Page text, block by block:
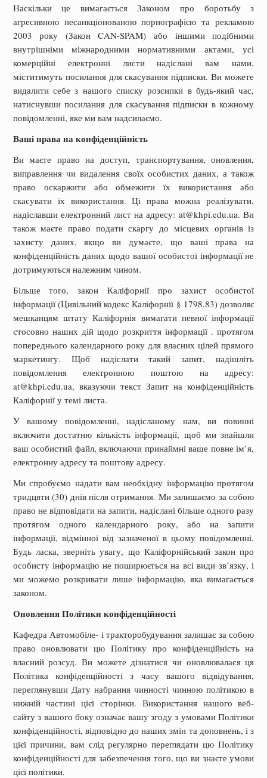
Наскільки це вимагається Законом про боротьбу з
агресивною несанкціонованою порнографією та рекламою
2003 року (Закон CAN-SPAM) або іншими подібними
внутрішніми міжнародними нормативними актами, усі
комерційні електронні листи надіслані вам нами,
міститимуть посилання для скасування підписки. Ви можете
видалити себе з нашого списку розсипки в будь-який час,
натиснувши посилання для скасування підписки в кожному
повідомленні, яке ми вам надсилаємо.
Ваші права на конфіденційність
Ви маєте право на доступ, транспортування, оновлення,
виправлення чи видалення своїх особистих даних, а також
право оскаржити або обмежити їх використання або
скасувати їх використання. Ці права можна реалізувати,
надіславши електронний лист на адресу: at@khpi.edu.ua. Ви
також маєте право подати скаргу до місцевих органів із
захисту даних, якщо ви думаєте, що ваші права на
конфіденційність даних щодо вашої особистої інформації не
дотримуються належним чином.
Більше того, закон Каліфорнії про захист особистої
інформації (Цивільний кодекс Каліфорнії § 1798.83) дозволяє
мешканцям штату Каліфорнія вимагати певної інформації
стосовно наших дій щодо розкриття інформації . протягом
попереднього календарного року для власних цілей прямого
маркетингу. Щоб надіслати такий запит, надішліть
повідомлення електронною поштою на адресу:
at@khpi.edu.ua, вказуючи текст Запит на конфіденційність
Каліфорнії у темі листа.
У вашому повідомленні, надісланому нам, ви повинні
включити достатню кількість інформації, щоб ми знайшли
ваш особистий файл, включаючи принаймні ваше повне ім’я,
електронну адресу та поштову адресу.
Ми спробуємо надати вам необхідну інформацію протягом
тридцяти (30) днів після отримання. Ми залишаємо за собою
право не відповідати на запити, надіслані більше одного разу
протягом одного календарного року, або на запити
інформації, відмінної від зазначеної в цьому повідомленні.
Будь ласка, зверніть увагу, що Каліфорнійський закон про
особисту інформацію не поширюється на всі види зв’язку, і
ми можемо розкривати лише інформацію, яка вимагається
законом.
Оновлення Політики конфіденційності
Кафедра Автомобіле- і тракторобудування залишає за собою
право оновлювати цю Політику про конфіденційність на
власний розсуд. Ви можете дізнатися чи оновлювалася ця
Політика конфіденційності з часу вашого відвідування,
переглянувши Дату набрання чинності чинною політикою в
нижній частині цієї сторінки. Використання нашого веб-
сайту з вашого боку означає вашу згоду з умовами Політики
конфіденційності, відповідно до наших змін та доповнень, і з
цієї причини, вам слід регулярно переглядати цю Політику
конфіденційності для забезпечення того, що ви знаєте умови
цієї політики.